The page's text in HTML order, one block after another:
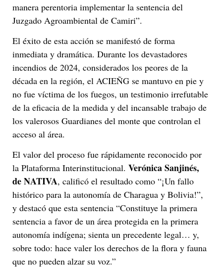
manera perentoria implementar la sentencia del
Juzgado Agroambiental de Camiri”.
El éxito de esta acción se manifestó de forma
inmediata y dramática. Durante los devastadores
incendios de 2024, considerados los peores de la
década en la región, el ACIEÑG se mantuvo en pie y
no fue víctima de los fuegos, un testimonio irrefutable
de la eficacia de la medida y del incansable trabajo de
los valerosos Guardianes del monte que controlan el
acceso al área.
El valor del proceso fue rápidamente reconocido por
la Plataforma Interinstitucional. Verónica Sanjinés,
de NATIVA, calificó el resultado como “¡Un fallo
histórico para la autonomía de Charagua y Bolivia!”,
y destacó que esta sentencia “Constituye la primera
sentencia a favor de un área protegida en la primera
autonomía indígena; sienta un precedente legal… y,
sobre todo: hace valer los derechos de la flora y fauna
que no pueden alzar su voz.”